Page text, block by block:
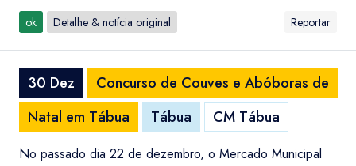
ok Detalhe & notícia original Reportar
30 Dez
Concurso de Couves e Abóboras de
Natal em Tábua
Tábua CM Tábua
No passado dia 22 de dezembro, o Mercado Municipal